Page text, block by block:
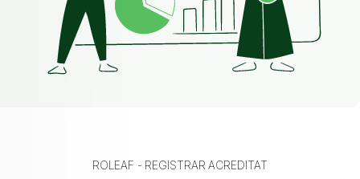
ROLEAF - REGISTRAR ACREDITAT